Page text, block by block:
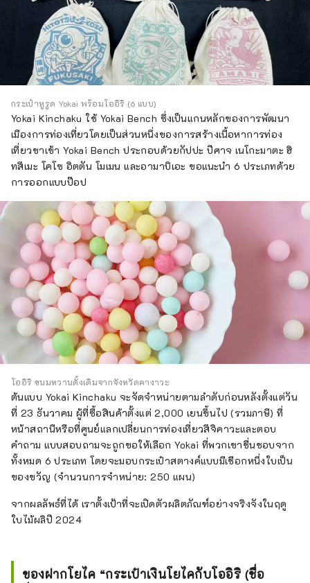
กระเป๋าหูรูด Yokai พร้อมโออิริ (6 แบบ)
Yokai Kinchaku ใช้ Yokai Bench ซึ่งเป็นแกนหลักของการพัฒนา
เมืองการท่องเที่ยวโดยเป็นส่วนหนึ่งของการสร้างเนื้อหาการท่อง
เที่ยวขาเข้า Yokai Bench ประกอบด้วยกัปปะ ปีศาจ เนโกะมาตะ ฮิ
ทสึเมะ โคโซ อิตตัน โมเมน และอามาบิเอะ ขอแนะนำ 6 ประเภทด้วย
การออกแบบป๊อป
โออิริ ขนมหวานดั้งเดิมจากจังหวัดคางาวะ
ต้นแบบ Yokai Kinchaku จะจัดจำหน่ายตามลำดับก่อนหลังตั้งแต่วัน
ที่ 23 ธันวาคม ผู้ที่ซื้อสินค้าตั้งแต่ 2,000 เยนขึ้นไป (รวมภาษี) ที่
หน้าสถานีหรือที่ศูนย์แลกเปลี่ยนการท่องเที่ยวสึจิคาวะและตอบ
คำถาม แบบสอบถามจะถูกขอให้เลือก Yokai ที่พวกเขาชื่นชอบจาก
ทั้งหมด 6 ประเภท โดยจะมอบกระเป๋าสตางค์แบบมีเชือกหนึ่งใบเป็น
ของขวัญ (จำนวนการจำหน่าย: 250 แผน)
จากผลลัพธ์ที่ได้ เราตั้งเป้าที่จะเปิดตัวผลิตภัณฑ์อย่างจริงจังในฤดู
ใบไม้ผลิปี 2024
ของฝากโยไค “กระเป๋าเงินโยไคกับโออิริ (ชื่อ